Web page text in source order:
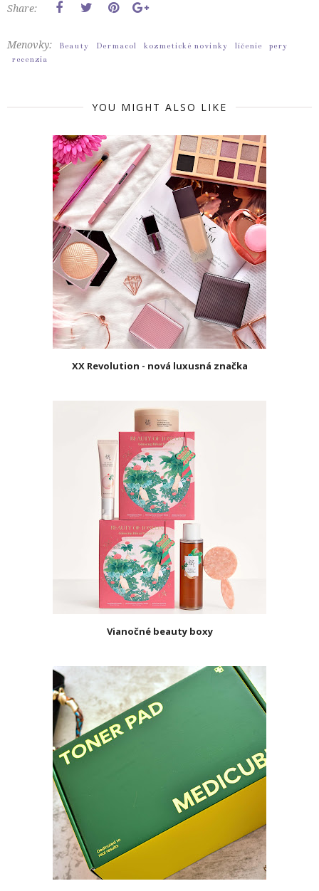
Share:
Menovky: Beauty Dermacol kozmetické novinky líčenie
pery
recenzia
YOU MIGHT ALSO LIKE
XX Revolution - nová luxusná značka
Vianočné beauty boxy